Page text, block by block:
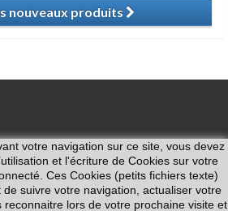
votre navigation sur ce site, vous devez
et l'écriture de Cookies sur votre
Ces Cookies (petits fichiers texte)
de suivre votre navigation, actualiser votre
reconnaitre lors de votre prochaine visite et
nouveaux produits